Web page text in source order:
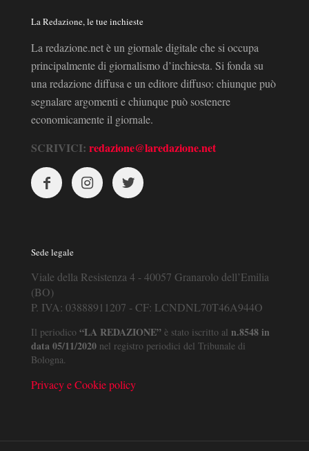
La Redazione, le tue inchieste
La redazione.net è un giornale digitale che si occupa
principalmente di giornalismo d’inchiesta. Si fonda su
una redazione diffusa e un editore diffuso: chiunque può
segnalare argomenti e chiunque può sostenere
economicamente il giornale.
SCRIVICI: redazione@laredazione.net
Sede legale
Viale della Resistenza 4 - 40057 Granarolo dell’Emilia
(BO)
P. IVA: 03888911207 - CF: LCNDNL70T46A944O
Il periodico “LA REDAZIONE” è stato iscritto al n.8548 in
data 05/11/2020 nel registro periodici del Tribunale di
Bologna.
Privacy e Cookie policy